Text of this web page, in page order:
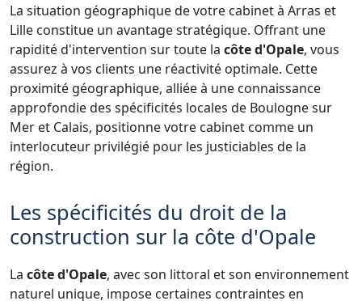
La situation géographique de votre cabinet à Arras et
Lille constitue un avantage stratégique. Offrant une
rapidité d'intervention sur toute la côte d'Opale, vous
assurez à vos clients une réactivité optimale. Cette
proximité géographique, alliée à une connaissance
approfondie des spécificités locales de Boulogne sur
Mer et Calais, positionne votre cabinet comme un
interlocuteur privilégié pour les justiciables de la
région.
Les spécificités du droit de la
construction sur la côte d'Opale
La côte d'Opale, avec son littoral et son environnement
naturel unique, impose certaines contraintes en